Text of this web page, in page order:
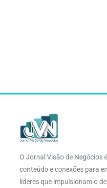
O Jornal Visão de Negócios
conteúdo e conexões para
líderes que impulsionam o